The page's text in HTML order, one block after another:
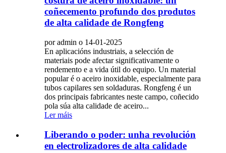
coñecemento profundo dos produtos
de alta calidade de Rongfeng
por admin o 14-01-2025
En aplicacións industriais, a selección de
materiais pode afectar significativamente o
rendemento e a vida útil do equipo. Un material
popular é o aceiro inoxidable, especialmente para
tubos capilares sen soldaduras. Rongfeng é un
dos principais fabricantes neste campo, coñecido
pola súa alta calidade de aceiro...
Ler máis
Liberando o poder: unha revolución
en electrolizadores de alta calidade